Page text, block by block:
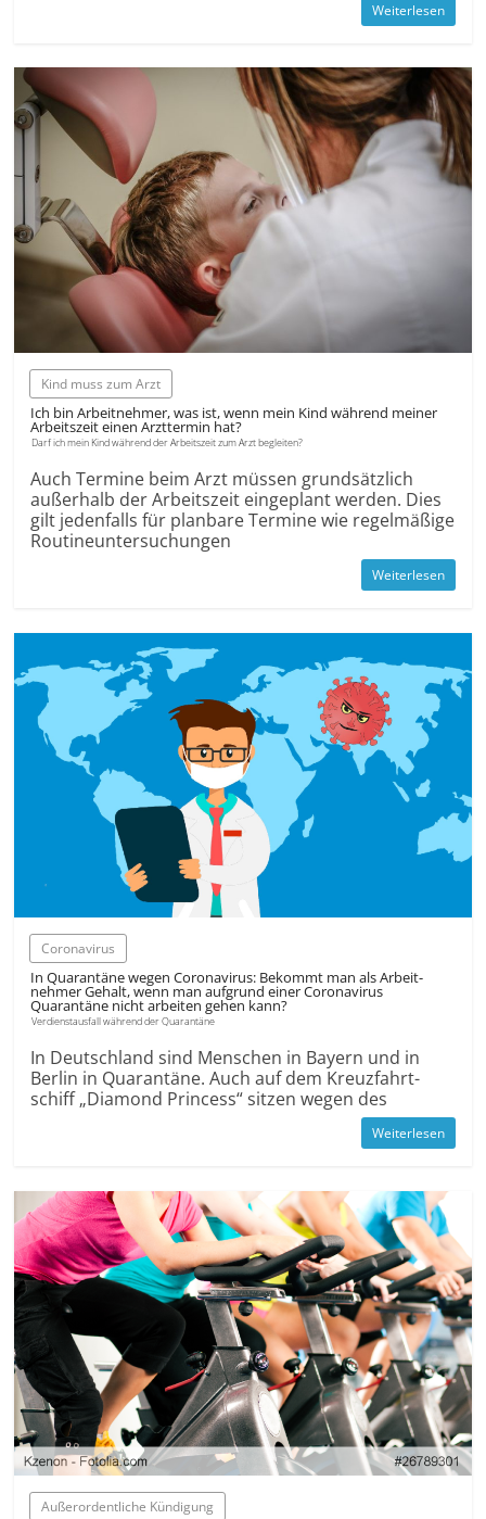
Weiterlesen
Kind muss zum Arzt
Ich bin Arbeitnehmer, was ist, wenn mein Kind während meiner
Arbeitszeit einen Arzttermin hat?
Darf ich mein Kind während der Arbeitszeit zum Arzt begleiten?
Auch Termine beim Arzt müssen grundsätzlich
außerhalb der Arbeitszeit eingeplant werden. Dies
gilt jedenfalls für planbare Termine wie regelmäßige
Routineuntersuchungen
Weiterlesen
Coronavirus
In Quarantäne wegen Coronavirus: Bekommt man als Arbeit­
nehmer Gehalt, wenn man aufgrund einer Coronavirus
Quarantäne nicht arbeiten gehen kann?
Verdienst­ausfall während der Quarantäne
In Deutschland sind Menschen in Bayern und in
Berlin in Quarantäne. Auch auf dem Kreuzfahrt­
schiff „Diamond Princess“ sitzen wegen des
Weiterlesen
Außer­ordentliche Kündigung